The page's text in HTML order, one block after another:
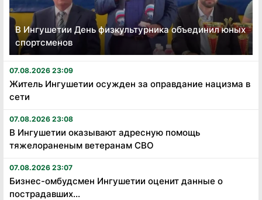
В Ингушетии День физкультурника объединил юных
спортсменов
07.08.2026 23:09
Житель Ингушетии осужден за оправдание нацизма в
сети
07.08.2026 23:08
В Ингушетии оказывают адресную помощь
тяжелораненым ветеранам СВО
07.08.2026 23:07
Бизнес-омбудсмен Ингушетии оценит данные о
пострадавших...